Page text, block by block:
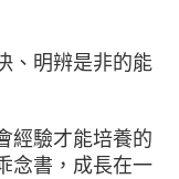
、明辨是非的能
經驗才能培養的
念書，成長在一